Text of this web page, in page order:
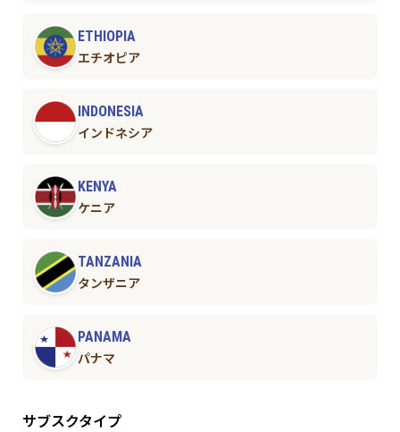
ETHIOPIA
エチオピア
INDONESIA
インドネシア
KENYA
ケニア
TANZANIA
タンザニア
PANAMA
パナマ
サブスクタイプ